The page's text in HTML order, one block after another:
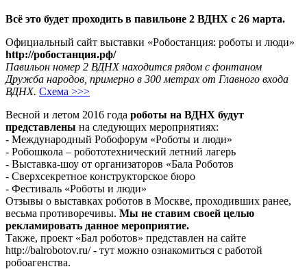
Всё это будет проходить в павильоне 2 ВДНХ с 26 марта.
Официальный сайт выставки «Робостанция: роботы и люди»
http://робостанция.рф/
Павильон номер 2 ВДНХ находится рядом с фонтаном
Дружба народов, примерно в 300 метрах от Главного входа
ВДНХ. Схема >>>
Весной и летом 2016 года роботы на ВДНХ будут
представлены на следующих мероприятиях:
- Международный Робофорум «Роботы и люди»
- Робошкола – робототехнический летний лагерь
- Выставка-шоу от организаторов «Бала Роботов
- Сверхсекретное конструкторское бюро
- Фестиваль «Роботы и люди»
Отзывы о выставках роботов в Москве, проходивших ранее,
весьма противоречивы. Мы не ставим своей целью
рекламировать данное мероприятие.
Также, проект «Бал роботов» представлен на сайте
http://balrobotov.ru/ - тут можно ознакомиться с работой
робоагенства.